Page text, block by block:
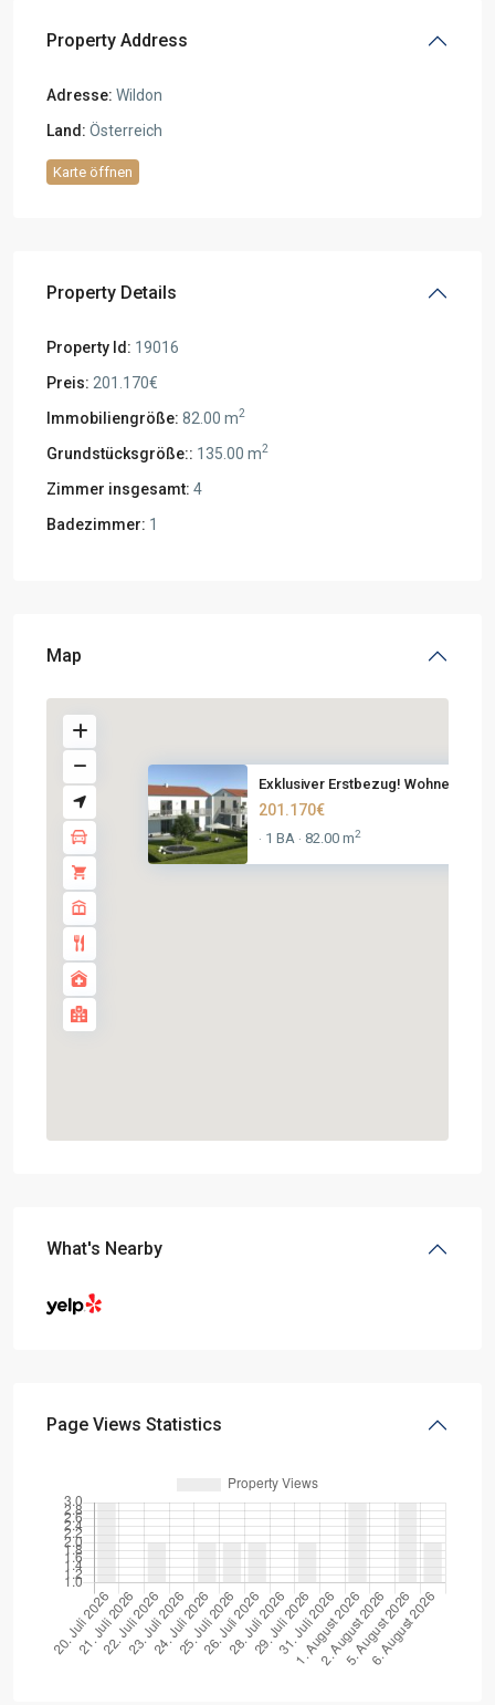
Property Address
Adresse: Wildon
Land: Österreich
Karte öffnen
Property Details
Property Id: 19016
Preis: 201.170€
Immobiliengröße: 82.00 m2
Grundstücksgröße:: 135.00 m2
Zimmer insgesamt: 4
Badezimmer: 1
Map
Exklusiver Erstbezug! Wohnen a...
201.170€
· 1 BA · 82.00 m2
What's Nearby
Page Views Statistics